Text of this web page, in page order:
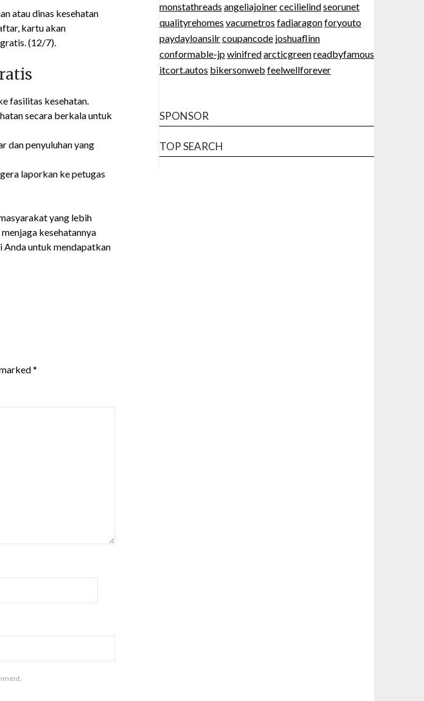
atau dinas kesehatan
kartu akan
(12/7).
fasilitas kesehatan.
secara berkala untuk
dan penyuluhan yang
laporkan ke petugas
yang lebih
kesehatannya
Anda untuk mendapatkan
*
monstathreads angeliajoinercecilielindseorunet
qualityrehomes vacumetros fadiaragonforyouto
paydayloansilrcoupancode joshuaflinn
conformable-jpwinifredarcticgreenreadbyfamous
itcort.autos bikersonweb feelwellforever
SPONSOR
TOP SEARCH